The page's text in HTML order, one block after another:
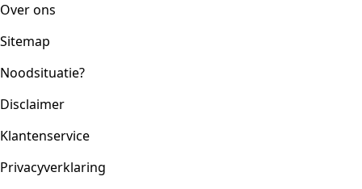
Over ons
Sitemap
Noodsituatie?
Disclaimer
Klantenservice
Privacyverklaring